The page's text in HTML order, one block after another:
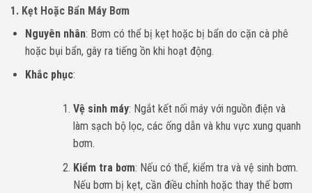
1. Kẹt Hoặc Bẩn Máy Bơm
Nguyên nhân: Bơm có thể bị kẹt hoặc bị bẩn do cặn cà phê
hoặc bụi bẩn, gây ra tiếng ồn khi hoạt động.
Khắc phục:
Vệ sinh máy: Ngắt kết nối máy với nguồn điện và
làm sạch bộ lọc, các ống dẫn và khu vực xung quanh
bơm.
Kiểm tra bơm: Nếu có thể, kiểm tra và vệ sinh bơm.
Nếu bơm bị kẹt, cần điều chỉnh hoặc thay thế bơm